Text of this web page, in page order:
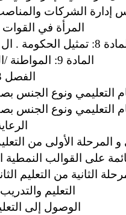
إدارة الشركات والمناصب
المرأة في
8: تمثيل الحكومة . ال سفيرات
المادة 9: المواطنة /ال جنسية
الفصل 3: التعليم
التعليمي ونوع الجنس
و المرحلة الأولى من
على القوالب النمطية
الثانية من التعليم
التعليم
الوصول إلى